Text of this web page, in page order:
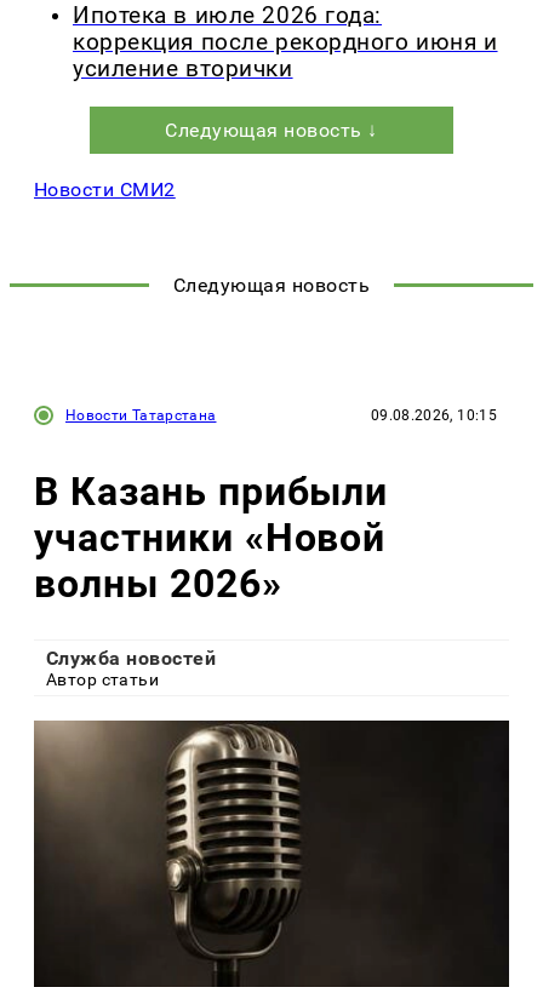
Ипотека в июле 2026 года:
коррекция после рекордного июня и
усиление вторички
Следующая новость ↓
Новости СМИ2
Следующая новость
Новости Татарстана 09.08.2026, 10:15
В Казань прибыли
участники «Новой
волны 2026»
Служба новостей
Автор статьи